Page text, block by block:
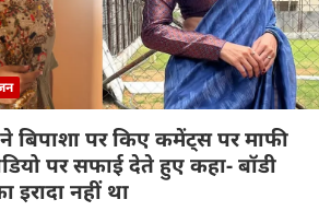
बिपाशा पर किए कमेंट्स पर माफी
पर सफाई देते हुए कहा- बॉडी
इरादा नहीं था